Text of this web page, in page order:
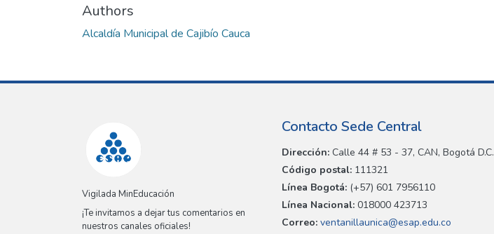
Authors
Alcaldía Municipal de Cajibío Cauca
Vigilada MinEducación
¡Te invitamos a dejar tus comentarios en
nuestros canales oficiales!
Contacto Sede Central
Dirección: Calle 44 # 53 - 37, CAN, Bogotá D.C.
Código postal: 111321
Línea Bogotá: (+57) 601 7956110
Línea Nacional: 018000 423713
Correo: ventanillaunica@esap.edu.co